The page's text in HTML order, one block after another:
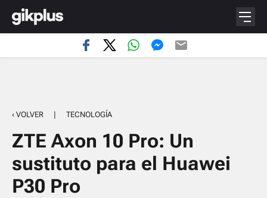
‹ VOLVER | TECNOLOGÍA
ZTE Axon 10 Pro: Un
sustituto para el Huawei
P30 Pro